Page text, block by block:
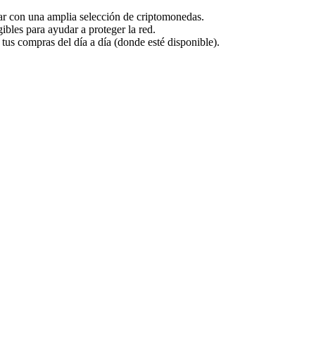
con una amplia selección de criptomonedas.
para ayudar a proteger la red.
compras del día a día (donde esté disponible).